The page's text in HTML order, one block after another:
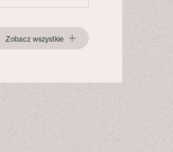
Zobacz wszystkie